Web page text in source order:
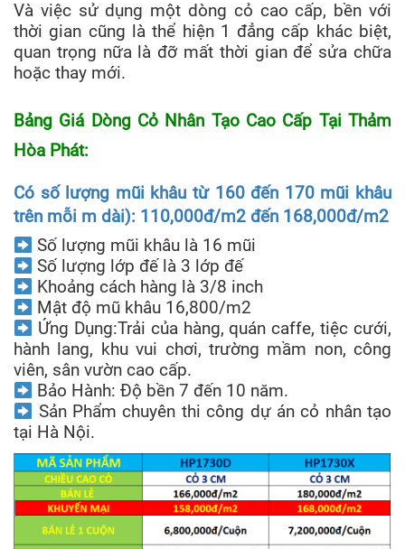
Và việc sử dụng một dòng cỏ cao cấp, bền với
thời gian cũng là thể hiện 1 đẳng cấp khác biệt,
quan trọng nữa là đỡ mất thời gian để sửa chữa
hoặc thay mới.
Bảng Giá Dòng Cỏ Nhân Tạo Cao Cấp Tại Thảm
Hòa Phát:
Có số lượng mũi khâu từ 160 đến 170 mũi khâu
trên mỗi m dài): 110,000đ/m2 đến 168,000đ/m2
Số lượng mũi khâu là 16 mũi
Số lượng lớp đế là 3 lớp đế
Khoảng cách hàng là 3/8 inch
Mật độ mũ khâu 16,800/m2
Ứng Dụng:Trải của hàng, quán caffe, tiệc cưới,
hành lang, khu vui chơi, trường mầm non, công
viên, sân vườn cao cấp.
Bảo Hành: Độ bền 7 đến 10 năm.
Sản Phẩm chuyên thi công dự án cỏ nhân tạo
tại Hà Nội.